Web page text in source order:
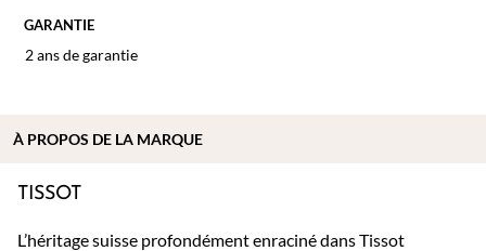
GARANTIE
2 ans de garantie
TISSOT
L’héritage suisse profondément enraciné dans Tissot
À PROPOS DE LA MARQUE